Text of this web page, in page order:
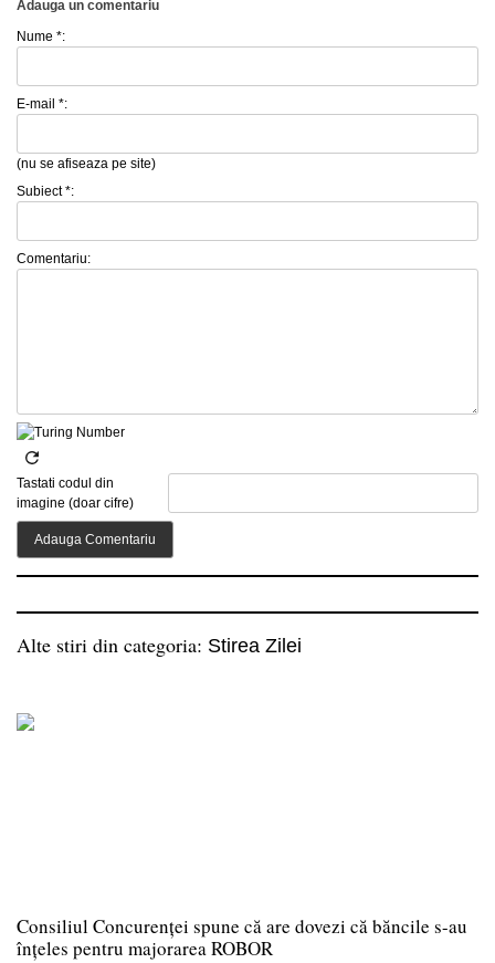
Adauga un comentariu
Nume *:
E-mail *:
(nu se afiseaza pe site)
Subiect *:
Comentariu:
Tastati codul din
imagine (doar cifre)
Alte stiri din categoria: Stirea Zilei
Consiliul Concurenței spune că are dovezi că băncile s-au
înțeles pentru majorarea ROBOR